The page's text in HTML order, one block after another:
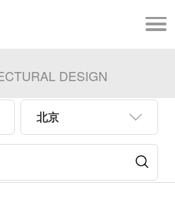
DESIGN
北京